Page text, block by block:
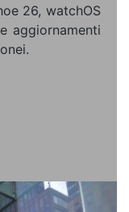
26, watchOS
aggiornamenti